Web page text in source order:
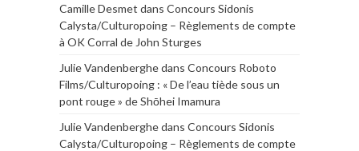
Camille Desmet dans Concours Sidonis
Calysta/Culturopoing – Règlements de compte
à OK Corral de John Sturges
Julie Vandenberghedans Concours Roboto
Films/Culturopoing : « De l’eau tiède sous un
pont rouge » de Shōhei Imamura
Julie Vandenberghedans Concours Sidonis
Calysta/Culturopoing – Règlements de compte